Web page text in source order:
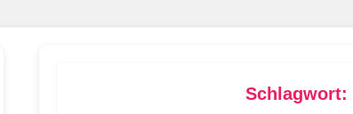
Schlagwort: